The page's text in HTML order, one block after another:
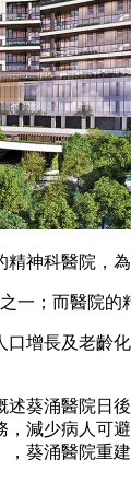
神科醫院，
；而醫院
增長及老齡
葵涌醫院
減少病人可
葵涌醫院